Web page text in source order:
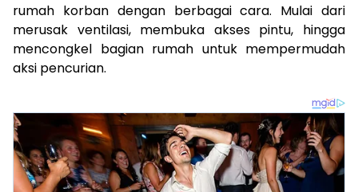
rumah korban dengan berbagai cara. Mulai dari
merusak ventilasi, membuka akses pintu, hingga
mencongkel bagian rumah untuk mempermudah
aksi pencurian.